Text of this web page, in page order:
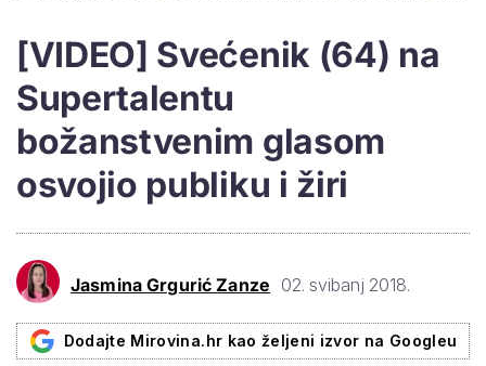
[VIDEO] Svećenik (64) na
Supertalentu
božanstvenim glasom
osvojio publiku i žiri
Jasmina Grgurić Zanze 02. svibanj 2018.
Dodajte Mirovina.hr kao željeni izvor na Googleu